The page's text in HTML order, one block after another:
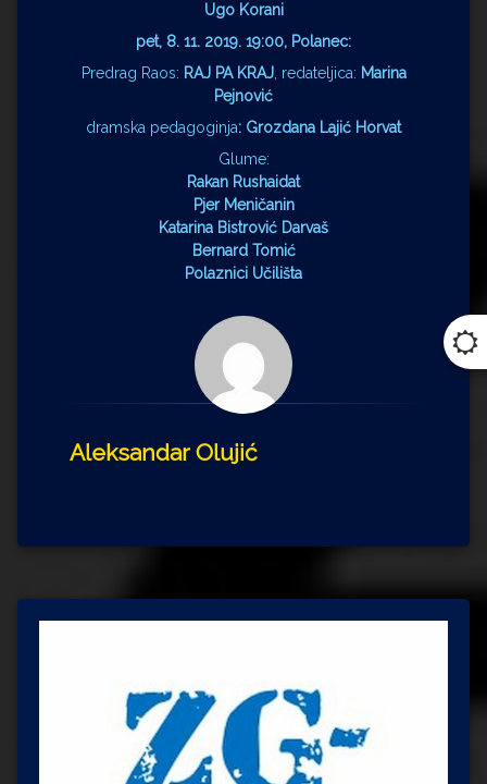
Ugo Korani
pet, 8. 11. 2019. 19:00, Polanec:
Predrag Raos: RAJ PA KRAJ, redateljica: Marina
Pejnović
dramska pedagoginja: Grozdana Lajić Horvat
Glume:
Rakan Rushaidat
Pjer Meničanin
Katarina Bistrović Darvaš
Bernard Tomić
Polaznici Učilišta
Aleksandar Olujić